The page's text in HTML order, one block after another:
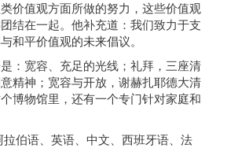
价值观方面所做的努力，这些价值观
结在一起。他补充道：我们致力于支
和平价值观的未来倡议。
：宽容、充足的光线；礼拜，三座清
精神；宽容与开放，谢赫扎耶德大清
博物馆里，还有一个专门针对家庭和
伯语、英语、中文、西班牙语、法